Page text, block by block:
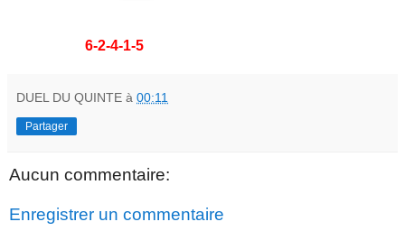
6-2-4-1-5
DUEL DU QUINTE à 00:11
Partager
Aucun commentaire:
Enregistrer un commentaire